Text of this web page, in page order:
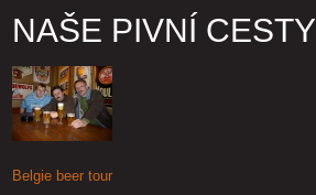
NAŠE PIVNÍ CESTY
Belgie beer tour